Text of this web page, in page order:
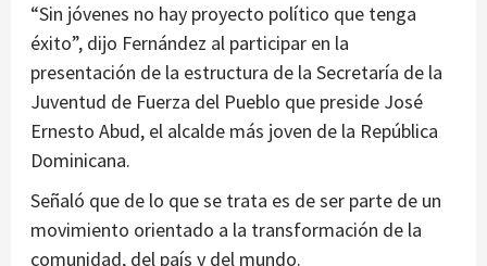
“Sin jóvenes no hay proyecto político que tenga
éxito”, dijo Fernández al participar en la
presentación de la estructura de la Secretaría de la
Juventud de Fuerza del Pueblo que preside José
Ernesto Abud, el alcalde más joven de la República
Dominicana.
Señaló que de lo que se trata es de ser parte de un
movimiento orientado a la transformación de la
comunidad, del país y del mundo.